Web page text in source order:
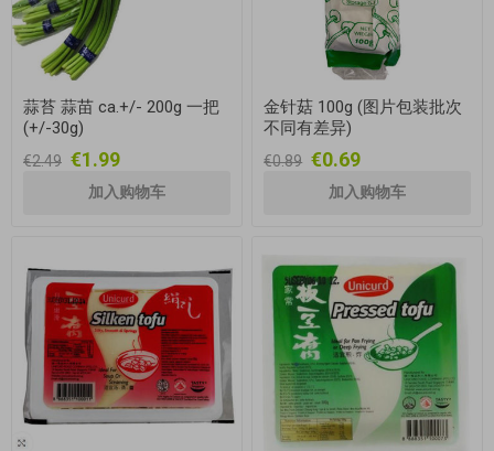
蒜苔 蒜苗 ca.+/- 200g 一把
(+/-30g)
€2.49 €1.99
金针菇 100g (图片包装批次
不同有差异)
€0.89 €0.69